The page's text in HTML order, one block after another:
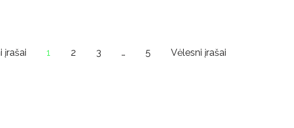
įrašai 1 2 3 … 5 Vėlesni įrašai